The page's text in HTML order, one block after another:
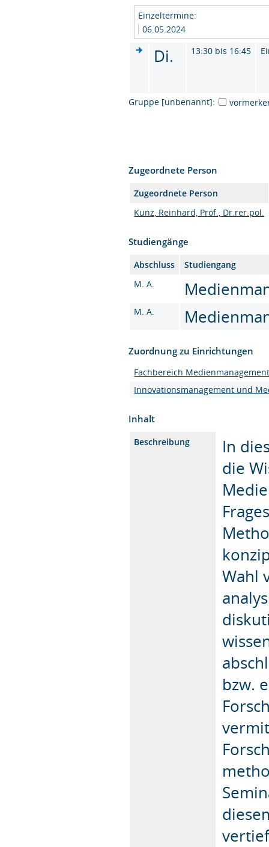
Einzeltermine:
06.05.2024
Di. 13:30 bis 16:45
Gruppe [unbenannt]:
Zugeordnete Person
Zugeordnete Person
Kunz, Reinhard, Prof., Dr.rer.pol.
Studiengänge
Abschluss
Studiengang
M. A.
M. A.
Zuordnung zu Einrichtungen
Fachbereich
Innovationsmanagement und
Inhalt
Beschreibung
In
die
Wahl
bzw.